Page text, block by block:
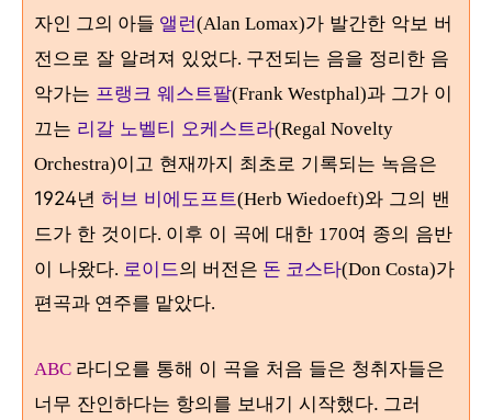
자인 그의 아들 앨런(Alan Lomax)가 발간한 악보 버
전으로 잘 알려져 있었다. 구전되는 음을 정리한 음
악가는 프랭크 웨스트팔(Frank Westphal)과 그가 이
끄는 리갈 노벨티 오케스트라(Regal Novelty
Orchestra)이고 현재까지 최초로 기록되는 녹음은
1924년 허브 비에도프트(Herb Wiedoeft)와 그의 밴
드가 한 것이다. 이후 이 곡에 대한 170여 종의 음반
이 나왔다. 로이드의 버전은 돈 코스타(Don Costa)가
편곡과 연주를 맡았다.
ABC 라디오를 통해 이 곡을 처음 들은 청취자들은
너무 잔인하다는 항의를 보내기 시작했다. 그러